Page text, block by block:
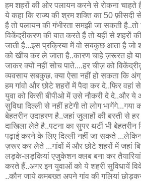
हम शहरों की ओर पलायन करने से रोकना चाहते
ये कहा कि राज्य की श्रम शक्ति का 50 फ़ीसदी से
है तो पलायन की गंभीरता समझी जा सकती
विकेंद्रीकरण की बात करते हैं तो यहीं से शहरों
जाती है...इस प्रक्रिया में वो सबकुछ आता है जो
को खींच कर ले जाता है..कारण चाहे ज़रूरत हो
जाकर क्यों नहीं सोच पाते....हर चीज़ को
व्यवसाय सबकुछ. क्या ऐसा नहीं हो सकता कि
हम गांवो और छोटे शहरों में पैदा कर दे..फिर
युवा को किसी बीपीओ में उसे नौकरी दे दे..और ये
सुविधा दिल्ली से नहीं हटेगी तो लोग
बेहतरीन उदाहरण है..जहां जुलाहों की बस्ती से
दाखिला लेते है..पटना का सुपर थर्टी भी बेहतरीन
पढ़ाई करने के लिए दिल्ली नहीं जा सकते
ज़रूर कर लेते ...गांवों में और छोटे शहरों में जहां
लड़के-लड़कियां एजुकेशन क्लब बना कर
करते हैं..अगर इन युवाओं को ये शहरी सुविधायें
..कौन जाये कमबख्त अपने गांव की गलियां